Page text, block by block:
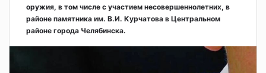
оружия, в том числе с участием несовершеннолетних, в
районе памятника им. В.И. Курчатова в Центральном
районе города Челябинска.